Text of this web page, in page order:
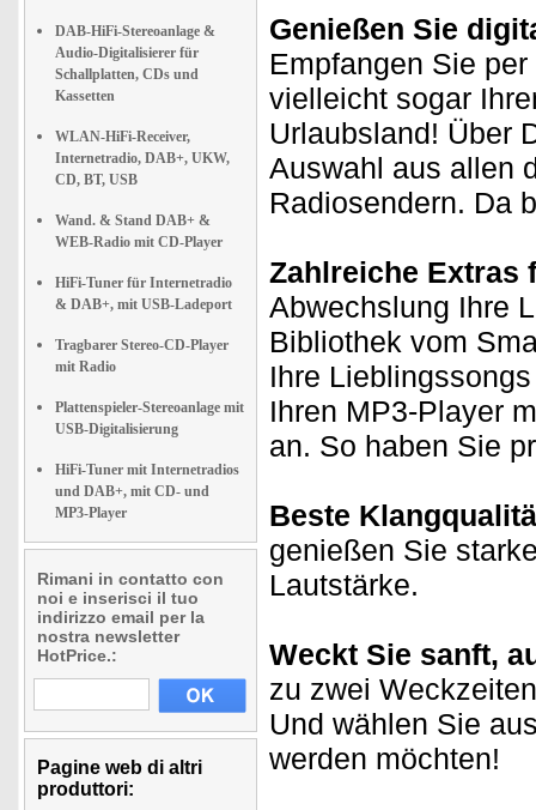
DAB-HiFi-Stereoanlage &
Audio-Digitalisierer für
Schallplatten, CDs und
Kassetten
WLAN-HiFi-Receiver,
Internetradio, DAB+, UKW,
CD, BT, USB
Wand. & Stand DAB+ &
WEB-Radio mit CD-Player
HiFi-Tuner für Internetradio
& DAB+, mit USB-Ladeport
Tragbarer Stereo-CD-Player
mit Radio
Plattenspieler-Stereoanlage mit
USB-Digitalisierung
HiFi-Tuner mit Internetradios
und DAB+, mit CD- und
MP3-Player
Rimani in contatto con
noi e inserisci il tuo
indirizzo email per la
nostra newsletter
HotPrice.:
Pagine web di altri
produttori:
Genießen Sie
Empfangen Sie
vielleicht sogar
Urlaubsland! Über
Auswahl aus allen
Radiosendern. Da
Zahlreiche Extras
Abwechslung Ihre
Bibliothek vom
Ihre
Ihren MP3-Player
an. So haben Sie
Beste
genießen Sie
Lautstärke.
Weckt Sie sanft,
zu zwei
Und wählen Sie
werden möchten!